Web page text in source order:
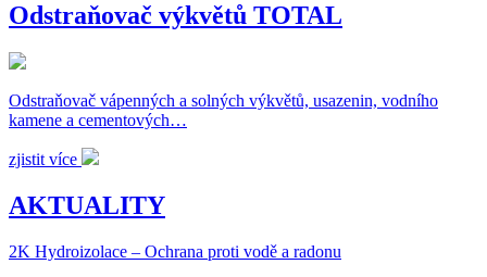
Odstraňovač výkvětů TOTAL
Odstraňovač vápenných a solných výkvětů, usazenin, vodního
kamene a cementových…
zjistit více
AKTUALITY
2K Hydroizolace – Ochrana proti vodě a radonu